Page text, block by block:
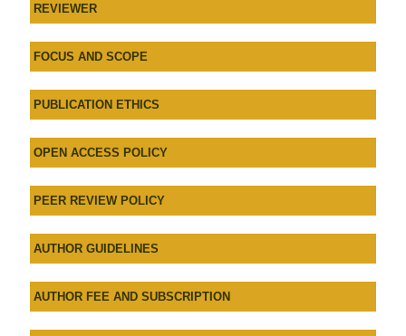
REVIEWER
FOCUS AND SCOPE
PUBLICATION ETHICS
OPEN ACCESS POLICY
PEER REVIEW POLICY
AUTHOR GUIDELINES
AUTHOR FEE AND SUBSCRIPTION